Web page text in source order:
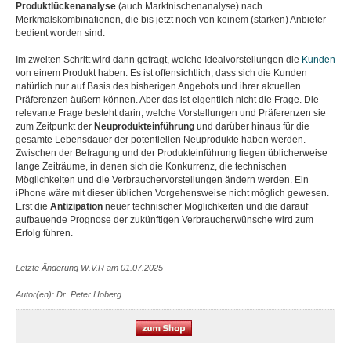
Produktlückenanalyse (auch Marktnischenanalyse) nach
Merkmalskombinationen, die bis jetzt noch von keinem (starken) Anbieter
bedient worden sind.
Im zweiten Schritt wird dann gefragt, welche Idealvorstellungen die Kunden
von einem Produkt haben. Es ist offensichtlich, dass sich die Kunden
natürlich nur auf Basis des bisherigen Angebots und ihrer aktuellen
Präferenzen äußern können. Aber das ist eigentlich nicht die Frage. Die
relevante Frage besteht darin, welche Vorstellungen und Präferenzen sie
zum Zeitpunkt der Neuprodukteinführung und darüber hinaus für die
gesamte Lebensdauer der potentiellen Neuprodukte haben werden.
Zwischen der Befragung und der Produkteinführung liegen üblicherweise
lange Zeiträume, in denen sich die Konkurrenz, die technischen
Möglichkeiten und die Verbrauchervorstellungen ändern werden. Ein
iPhone wäre mit dieser üblichen Vorgehensweise nicht möglich gewesen.
Erst die Antizipation neuer technischer Möglichkeiten und die darauf
aufbauende Prognose der zukünftigen Verbraucherwünsche wird zum
Erfolg führen.
Letzte Änderung W.V.R am 01.07.2025
Autor(en): Dr. Peter Hoberg